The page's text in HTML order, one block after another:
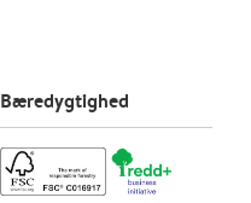
Bæredygtighed